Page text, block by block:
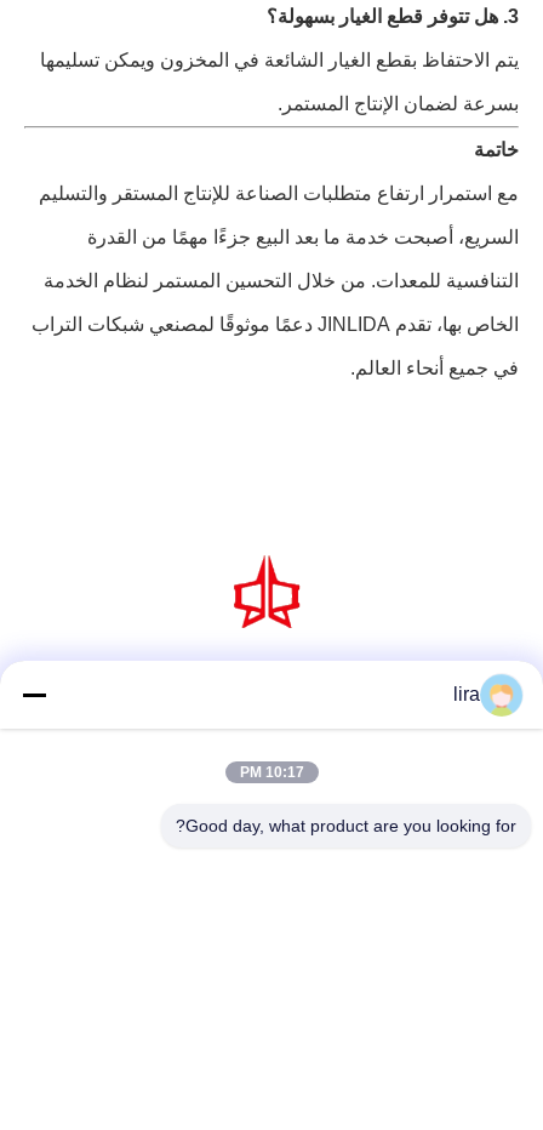
3. هل تتوفر قطع الغيار بسهولة؟
يتم الاحتفاظ بقطع الغيار الشائعة في المخزون ويمكن تسليمها
بسرعة لضمان الإنتاج المستمر.
خاتمة
مع استمرار ارتفاع متطلبات الصناعة للإنتاج المستقر والتسليم
السريع، أصبحت خدمة ما بعد البيع جزءًا مهمًا من القدرة
التنافسية للمعدات. من خلال التحسين المستمر لنظام الخدمة
الخاص بها، تقدم JINLIDA دعمًا موثوقًا لمصنعي شبكات التراب
في جميع أنحاء العالم.
lira
10:17 PM
Good day, what product are you looking for?